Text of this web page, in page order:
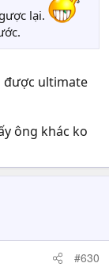
lại.
được ultimate
ông khác ko
#630